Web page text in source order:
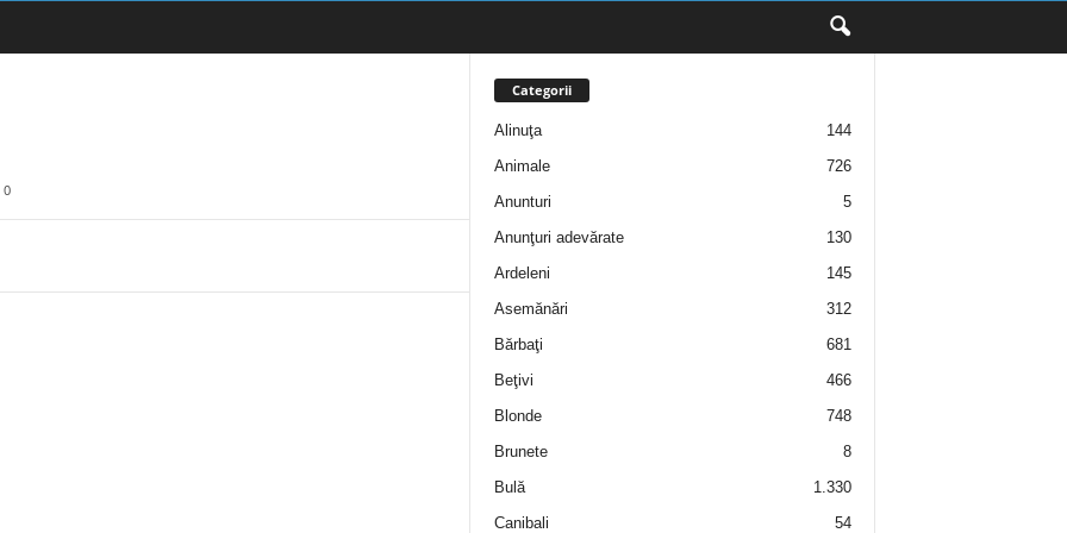
0
Categorii
Alinuţa
144
Animale
726
Anunturi
5
Anunţuri adevărate
130
Ardeleni
145
Asemănări
312
Bărbaţi
681
Beţivi
466
Blonde
748
Brunete
8
Bulă
1.330
Canibali
54